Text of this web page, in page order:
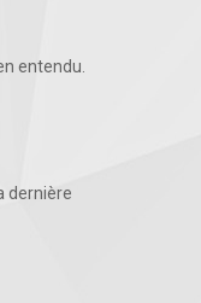
entendu.
dernière